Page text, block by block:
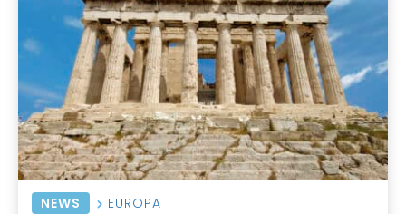
NEWS EUROPA